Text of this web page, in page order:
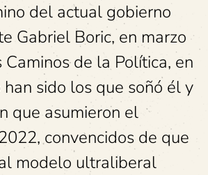
del actual gobierno
Gabriel Boric, en marzo
de la Política, en
han sido los que soñó él y
que asumieron el
convencidos de que
modelo ultraliberal